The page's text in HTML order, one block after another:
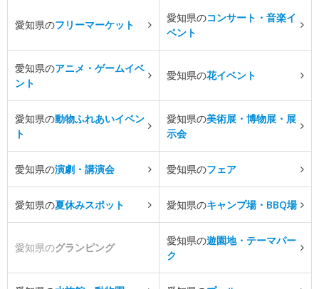
愛知県のフリーマーケット
愛知県のコンサート・音楽イ
ベント
愛知県のアニメ・ゲームイベ
ント
愛知県の花イベント
愛知県の動物ふれあいイベン
ト
愛知県の美術展・博物展・展
示会
愛知県の演劇・講演会 愛知県のフェア
愛知県の夏休みスポット 愛知県のキャンプ場・BBQ場
愛知県のグランピング
愛知県の遊園地・テーマパー
ク